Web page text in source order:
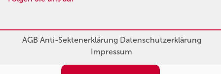
AGBAnti-SektenerklärungDatenschutzerklärung
Impressum